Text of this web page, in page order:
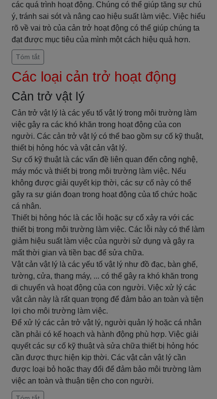
các quá trình hoạt động. Chúng có thể giúp tăng sự chú
ý, tránh sai sót và nâng cao hiệu suất làm việc. Việc hiểu
rõ về vai trò của cản trở hoạt động có thể giúp chúng ta
đạt được mục tiêu của mình một cách hiệu quả hơn.
Tóm tắt
Các loại cản trở hoạt động
Cản trở vật lý
Cản trở vật lý là các yếu tố vật lý trong môi trường làm
việc gây ra các khó khăn trong hoạt động của con
người. Các cản trở vật lý có thể bao gồm sự cố kỹ thuật,
thiết bị hỏng hóc và vật cản vật lý.
Sự cố kỹ thuật là các vấn đề liên quan đến công nghệ,
máy móc và thiết bị trong môi trường làm việc. Nếu
không được giải quyết kịp thời, các sự cố này có thể
gây ra sự gián đoạn trong hoạt động của tổ chức hoặc
cá nhân.
Thiết bị hỏng hóc là các lỗi hoặc sự cố xảy ra với các
thiết bị trong môi trường làm việc. Các lỗi này có thể làm
giảm hiệu suất làm việc của người sử dụng và gây ra
mất thời gian và tiền bạc để sửa chữa.
Vật cản vật lý là các yếu tố vật lý như đồ đạc, bàn ghế,
tường, cửa, thang máy, ... có thể gây ra khó khăn trong
di chuyển và hoạt động của con người. Việc xử lý các
vật cản này là rất quan trọng để đảm bảo an toàn và tiện
lợi cho môi trường làm việc.
Để xử lý các cản trở vật lý, người quản lý hoặc cá nhân
cần phải có kế hoạch và hành động phù hợp. Việc giải
quyết các sự cố kỹ thuật và sửa chữa thiết bị hỏng hóc
cần được thực hiện kịp thời. Các vật cản vật lý cần
được loại bỏ hoặc thay đổi để đảm bảo môi trường làm
việc an toàn và thuận tiện cho con người.